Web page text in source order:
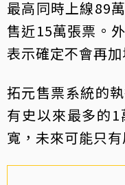
最高同時上線89
售近15萬張票。
表示確定不會再加
拓元售票系統的
有史以來最多的
寬，未來可能只有